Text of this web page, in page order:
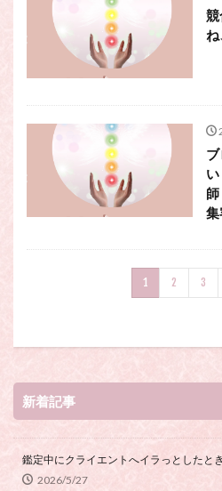
競
ね
集
1 2 3
新着記事
鑑定中にクライエントへイラっとしたと
2026/5/27